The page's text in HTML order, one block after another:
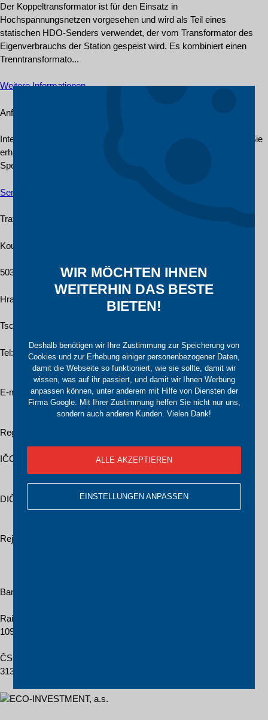
Der Koppeltransformator ist für den Einsatz in
Hochspannungsnetzen vorgesehen und wird als Teil eines
statischen HDO-Senders verwendet, der vom Transformator des
Eigenverbrauchs der Station gespeist wird. Es kombiniert einen
Trenntransformato...
Weitere Informationen
Anfrageformular
Interessieren Sie sich für einen bestimmten Typ Transformator? Sie
erhalten das Angebot zusammen mit den technischen
Spezifikationen und Lieferbedingungen innerhalb von 2 Tagen!
Senden Sie uns Ihre Anfrage
Trafo CZ, a.s.
Koutníkova 208/12
50301
Hradec Králové
Tschechische Republik
Tel:
+420 601 055 460
E-mail:
info@trafocz.de
Registrierung des Unternehmens
IČO:
276 36 224
DIČ:
CZ276 36 224
Rejstřík:
Bankverbindung
Raiffeisenbank Praha
109106648 / 5500
ČSOB, a.s.
313975247 / 0300
WIR MÖCHTEN IHNEN
WEITERHIN DAS BESTE
BIETEN!
Deshalb benötigen wir Ihre Zustimmung zur Speicherung von
Cookies und zur Erhebung einiger personenbezogener Daten,
damit die Webseite so funktioniert, wie sie sollte, damit wir
wissen, was auf ihr passiert, und damit wir Ihnen Werbung
anpassen können, unter anderem mit Hilfe von Diensten der
Firma Google. Mit Ihrer Zustimmung helfen Sie nicht nur uns,
sondern auch anderen Kunden. Vielen Dank!
EINSTELLUNGEN ANPASSEN
ALLE AKZEPTIEREN